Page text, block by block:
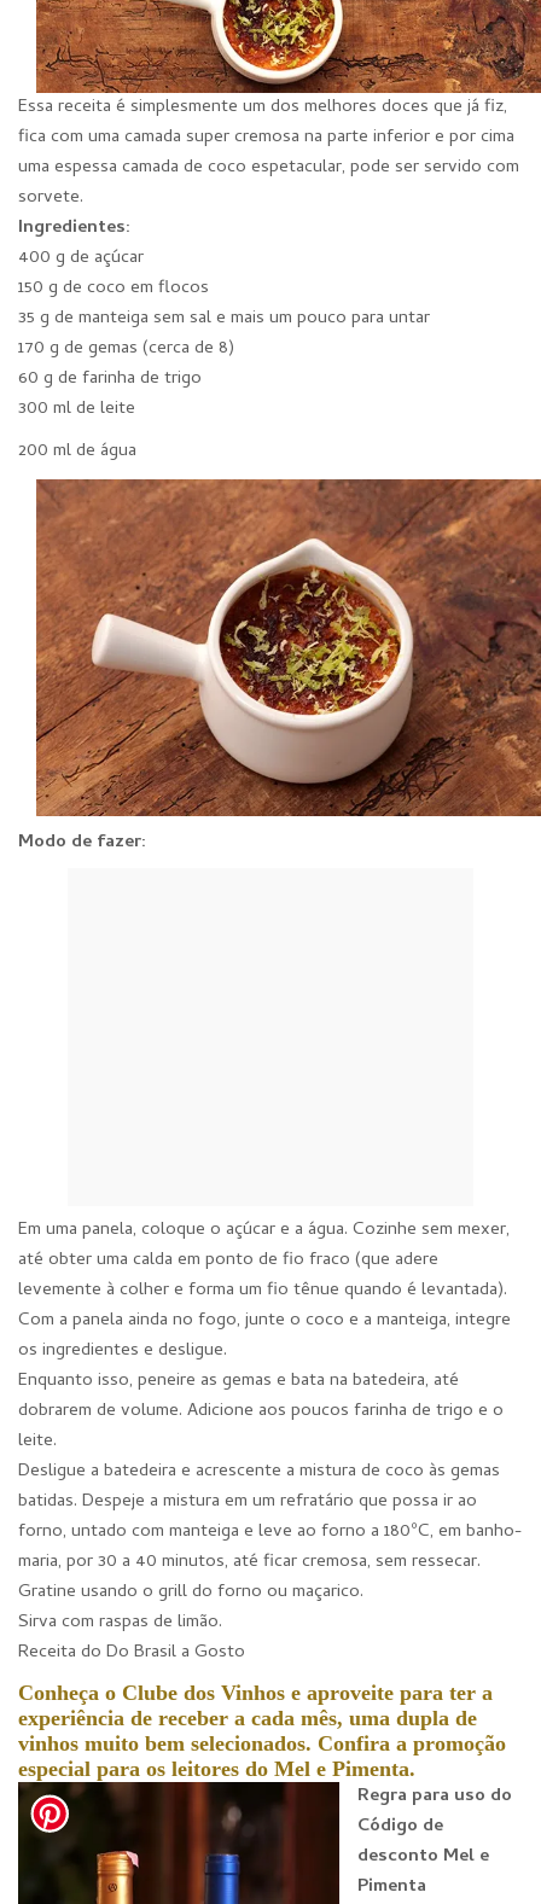
Essa receita é simplesmente um dos melhores doces que já fiz,
fica com uma camada super cremosa na parte inferior e por cima
uma espessa camada de coco espetacular, pode ser servido com
sorvete.
Ingredientes:
400 g de açúcar
150 g de coco em flocos
35 g de manteiga sem sal e mais um pouco para untar
170 g de gemas (cerca de 8)
60 g de farinha de trigo
300 ml de leite
200 ml de água
Modo de fazer:
Em uma panela, coloque o açúcar e a água. Cozinhe sem mexer,
até obter uma calda em ponto de fio fraco (que adere
levemente à colher e forma um fio tênue quando é levantada).
Com a panela ainda no fogo, junte o coco e a manteiga, integre
os ingredientes e desligue.
Enquanto isso, peneire as gemas e bata na batedeira, até
dobrarem de volume. Adicione aos poucos farinha de trigo e o
leite.
Desligue a batedeira e acrescente a mistura de coco às gemas
batidas. Despeje a mistura em um refratário que possa ir ao
forno, untado com manteiga e leve ao forno a 180ºC, em banho-
maria, por 30 a 40 minutos, até ficar cremosa, sem ressecar.
Gratine usando o grill do forno ou maçarico.
Sirva com raspas de limão.
Receita do Do Brasil a Gosto
Conheça o Clube dos Vinhos e aproveite para ter a
experiência de receber a cada mês, uma dupla de
vinhos muito bem selecionados. Confira a promoção
especial para os leitores do Mel e Pimenta.
Regra para uso do
Código de
desconto Mel e
Pimenta